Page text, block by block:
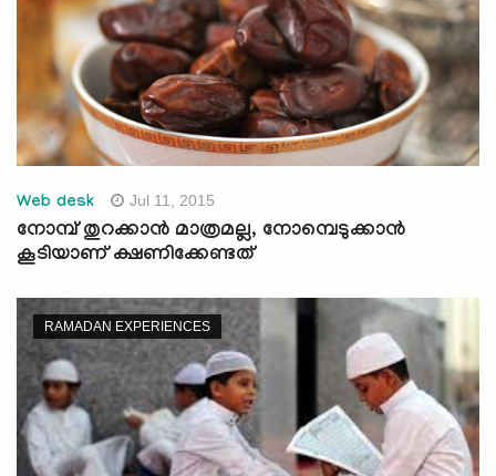
Web desk Jul 11, 2015
നോമ്പ് തുറക്കാന്‍ മാത്രമല്ല, നോമ്പെടുക്കാന്‍
കൂടിയാണ് ക്ഷണിക്കേണ്ടത്
RAMADAN EXPERIENCES